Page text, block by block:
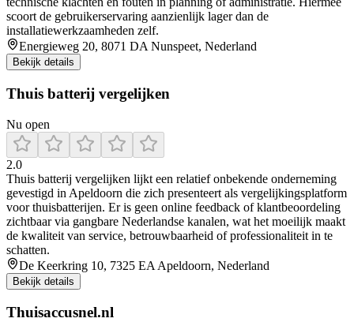
scoort de gebruikerservaring aanzienlijk lager dan de
installatiewerkzaamheden zelf.
Energieweg 20, 8071 DA Nunspeet, Nederland
Bekijk details
Thuis batterij vergelijken
Nu open
2.0
Thuis batterij vergelijken lijkt een relatief onbekende onderneming
gevestigd in Apeldoorn die zich presenteert als vergelijkingsplatform
voor thuisbatterijen. Er is geen online feedback of klantbeoordeling
zichtbaar via gangbare Nederlandse kanalen, wat het moeilijk maakt
de kwaliteit van service, betrouwbaarheid of professionaliteit in te
schatten.
De Keerkring 10, 7325 EA Apeldoorn, Nederland
Bekijk details
Thuisaccusnel.nl